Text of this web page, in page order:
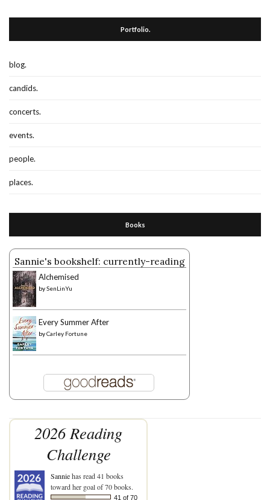
Portfolio.
blog.
candids.
concerts.
events.
people.
places.
Books
Sannie's bookshelf: currently-reading
Alchemised
bySenLinYu
Every Summer After
byCarley Fortune
2026 Reading
Challenge
Sanniehas read 41 books
toward her goal of 70 books.
41 of 70